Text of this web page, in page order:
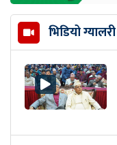
भिडियो ग्यालरी